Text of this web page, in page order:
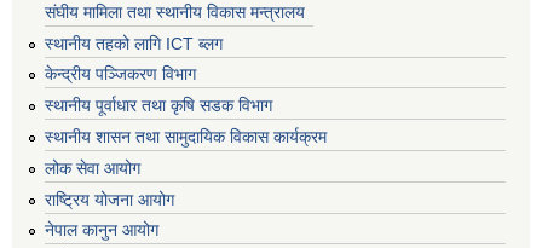
संघीय मामिला तथा स्थानीय विकास मन्त्रालय
स्थानीय तहको लागि ICT ब्लग
केन्द्रीय पञ्जिकरण विभाग
स्थानीय पूर्वाधार तथा कृषि सडक विभाग
स्थानीय शासन तथा सामुदायिक विकास कार्यक्रम
लोक सेवा आयोग
राष्ट्रिय योजना आयोग
नेपाल कानुन आयोग